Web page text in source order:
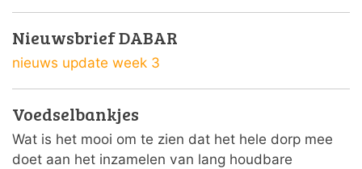
Nieuwsbrief DABAR
nieuws update week 3
Voedselbankjes
Wat is het mooi om te zien dat het hele dorp mee
doet aan het inzamelen van lang houdbare